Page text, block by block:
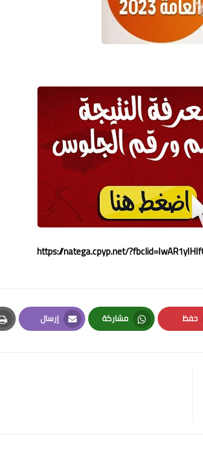
https://natega.cpyp.net/
حفظ
Pinterest
مشاركة
Whatsapp
إرسال
Email